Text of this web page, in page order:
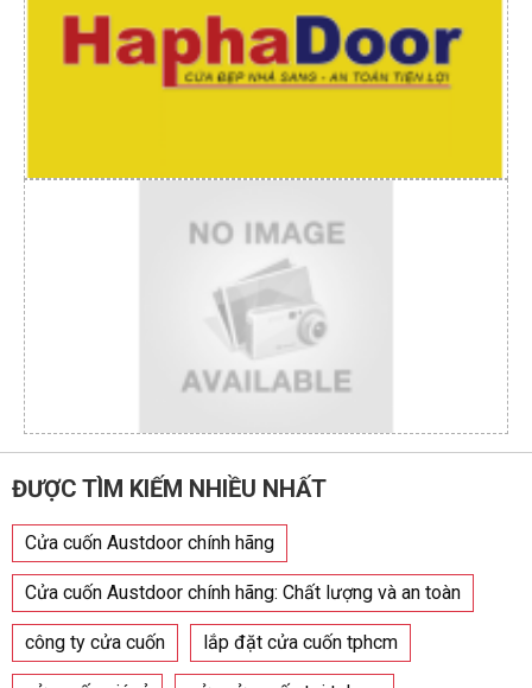
ĐƯỢC TÌM KIẾM NHIỀU NHẤT
Cửa cuốn Austdoor chính hãng
Cửa cuốn Austdoor chính hãng: Chất lượng và an toàn
công ty cửa cuốn lắp đặt cửa cuốn tphcm